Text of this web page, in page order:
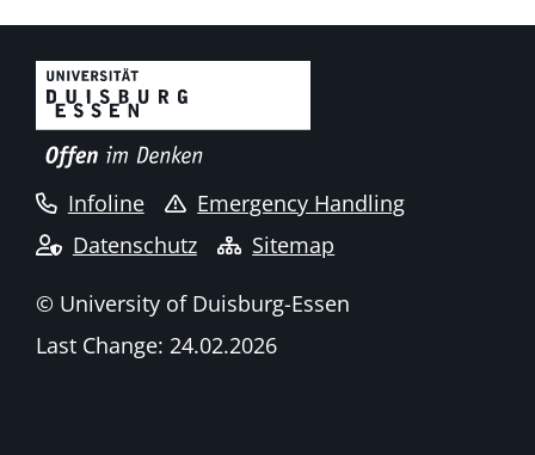
Infoline
Emergency Handling
Datenschutz
Sitemap
© University of Duisburg-Essen
Last Change: 24.02.2026